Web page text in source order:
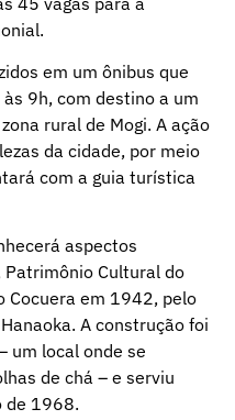
em um ônibus que
9h, com destino a um
rural de Mogi. A ação
da cidade, por meio
com a guia turística
aspectos
Patrimônio Cultural do
Cocuera em 1942, pelo
A construção foi
um local onde se
de chá – e serviu
de 1968.